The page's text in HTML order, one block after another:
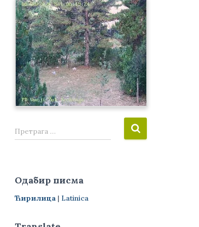
П
р
а
г
Претрага …
Одабир писма
Ћирилица | Latinica